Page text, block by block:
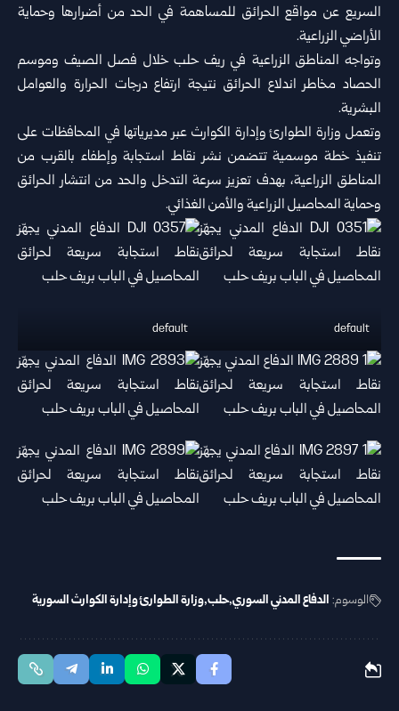
السريع عن مواقع الحرائق للمساهمة في الحد من أضرارها وحماية
الأراضي الزراعية.
وتواجه المناطق الزراعية في ريف حلب خلال فصل الصيف وموسم
الحصاد مخاطر اندلاع الحرائق نتيجة ارتفاع درجات الحرارة والعوامل
البشرية.
وتعمل وزارة الطوارئ وإدارة الكوارث عبر مديرياتها في المحافظات على
تنفيذ خطة موسمية تتضمن نشر نقاط استجابة وإطفاء بالقرب من
المناطق الزراعية، بهدف تعزيز سرعة التدخل والحد من انتشار الحرائق
وحماية المحاصيل الزراعية والأمن الغذائي.
default
default
الوسوم: الدفاع المدني السوري حلب وزارة الطوارئ وإدارة الكوارث السورية